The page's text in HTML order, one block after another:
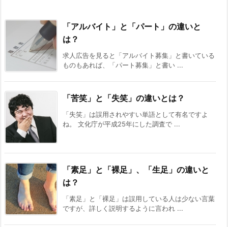
「アルバイト」と「パート」の違いと
は？
求人広告を見ると「アルバイト募集」と書いている
ものもあれば、「パート募集」と書い ...
「苦笑」と「失笑」の違いとは？
「失笑」は誤用されやすい単語として有名ですよ
ね。 文化庁が平成25年にした調査で ...
「素足」と「裸足」、「生足」の違いと
は？
「素足」と「裸足」は誤用している人は少ない言葉
ですが、詳しく説明するように言われ ...